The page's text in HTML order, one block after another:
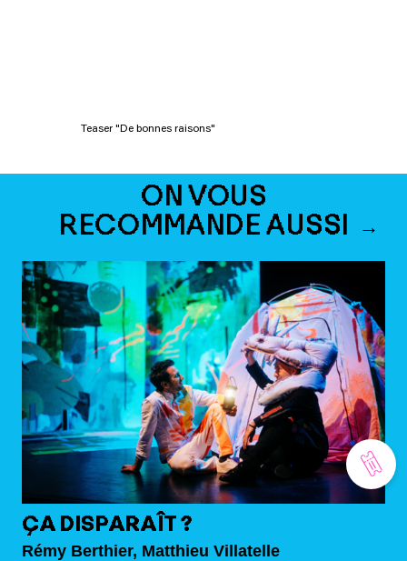
Teaser "De bonnes raisons"
ON VOUS
RECOMMANDE AUSSI
ÇA DISPARAÎT ?
Rémy Berthier, Matthieu Villatelle